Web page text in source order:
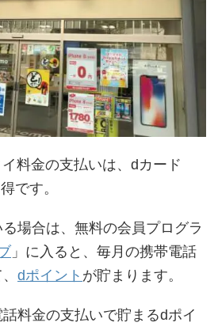
料金の支払いは、dカード
です。
る場合は、無料の会員プログラ
」に入ると、毎月の携帯電話
dポイント が貯まります。
料金の支払いで貯まるdポイ